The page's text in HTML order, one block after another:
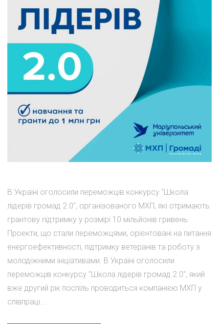
В Україні оголосили переможців конкурсу "Школа
лідерів громад 2.0", організованого МХП, які отримають
грантову підтримку у розмірі 10 мільйонів гривень.
Проекти, що стали переможцями, орієнтовані на питання
енергоефективності, підтримку ветеранів та роботу з
молодіжними ініціативами. В Україні оголосили
переможців конкурсу "Школа лідерів громад 2.0", який
вже другий рік поспіль проводиться компанією МХП у
співпраці...